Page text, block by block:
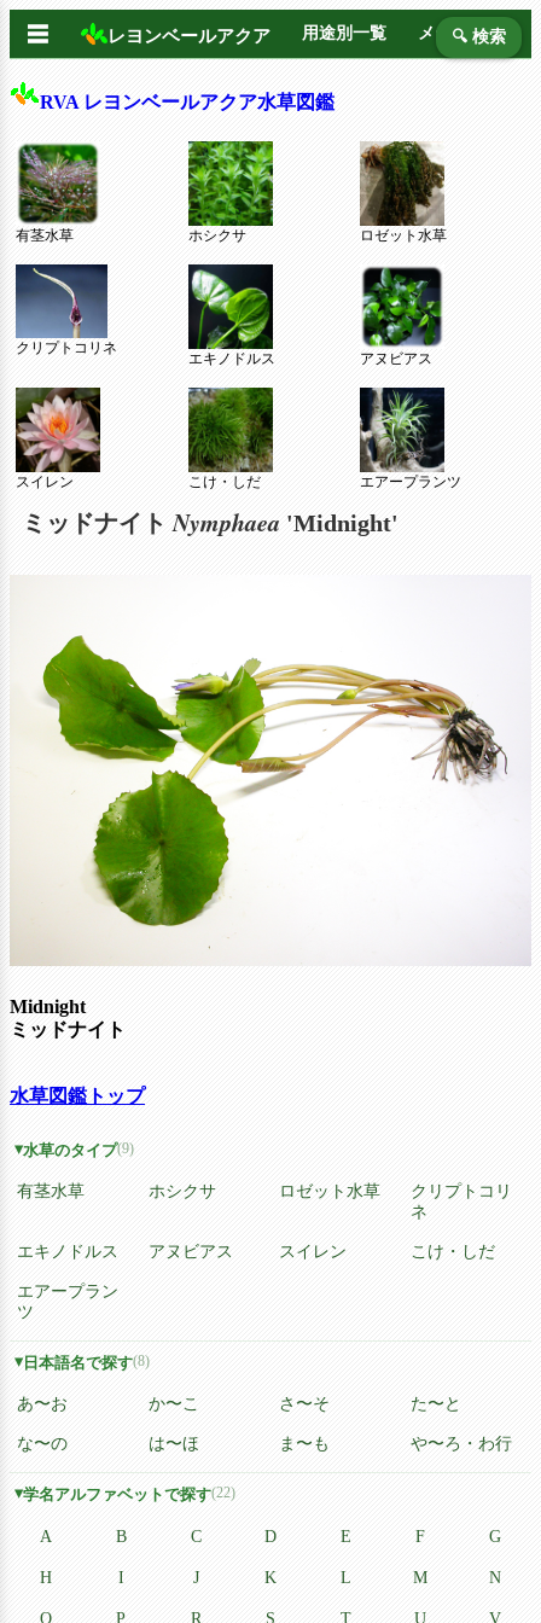
☰ レヨンベールアクア 用途別一覧 メーカー別
🔍 検索
RVA レヨンベールアクア水草図鑑
有茎水草 ホシクサ ロゼット水草
クリプトコリネ
エキノドルス アヌビアス
スイレン こけ・しだ エアープランツ
ミッドナイト Nymphaea 'Midnight'
Midnight
ミッドナイト
水草図鑑トップ
水草のタイプ(9)
有茎水草 ホシクサ ロゼット水草
クリプトコリ
ネ
エキノドルス アヌビアス スイレン こけ・しだ
エアープラン
ツ
日本語名で探す(8)
あ〜お か〜こ さ〜そ た〜と
な〜の は〜ほ ま〜も や〜ろ・わ行
学名アルファベットで探す(22)
A B C D E F G
H I J K L M N
O P R S T U V